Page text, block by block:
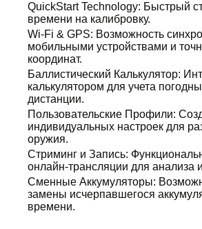
QuickStart Technology: Быстрый
времени на калибровку.
Wi-Fi & GPS: Возможность
мобильными устройствами и
координат.
Баллистический Калькулятор:
калькулятором для учета
дистанции.
Пользовательские Профили:
индивидуальных настроек для
оружия.
Стриминг и Запись:
онлайн-трансляции для анализа
Сменные Аккумуляторы:
замены исчерпавшегося
времени.